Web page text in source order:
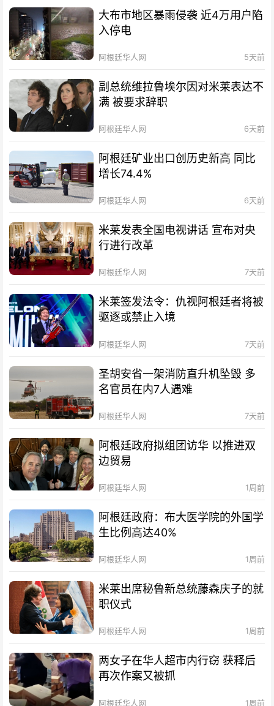
大布市地区暴雨侵袭 近4万用户陷
入停电
阿根廷华人网 5天前
副总统维拉鲁埃尔因对米莱表达不
满 被要求辞职
阿根廷华人网 6天前
阿根廷矿业出口创历史新高 同比
增长74.4%
阿根廷华人网 6天前
米莱发表全国电视讲话 宣布对央
行进行改革
阿根廷华人网 7天前
米莱签发法令：仇视阿根廷者将被
驱逐或禁止入境
阿根廷华人网 7天前
圣胡安省一架消防直升机坠毁 多
名官员在内7人遇难
阿根廷华人网 7天前
阿根廷政府拟组团访华 以推进双
边贸易
阿根廷华人网 1周前
阿根廷政府：布大医学院的外国学
生比例高达40%
阿根廷华人网 1周前
米莱出席秘鲁新总统藤森庆子的就
职仪式
阿根廷华人网 1周前
两女子在华人超市内行窃 获释后
再次作案又被抓
阿根廷华人网 1周前